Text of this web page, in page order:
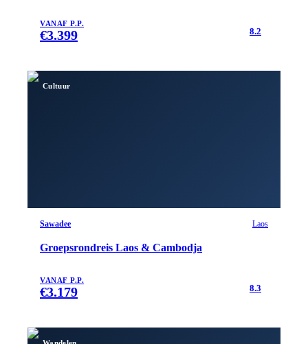
VANAF P.P.
€3.399 8.2
Cultuur
Sawadee Laos
Groepsrondreis Laos & Cambodja
VANAF P.P.
€3.179 8.3